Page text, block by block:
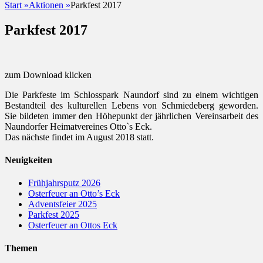
Start »Aktionen »Parkfest 2017
Parkfest 2017
zum Download klicken
Die Parkfeste im Schlosspark Naundorf sind zu einem wichtigen
Bestandteil des kulturellen Lebens von Schmiedeberg geworden.
Sie bildeten immer den Höhepunkt der jährlichen Vereinsarbeit des
Naundorfer Heimatvereines Otto`s Eck.
Das nächste findet im August 2018 statt.
Neuigkeiten
Frühjahrsputz 2026
Osterfeuer an Otto’s Eck
Adventsfeier 2025
Parkfest 2025
Osterfeuer an Ottos Eck
Themen